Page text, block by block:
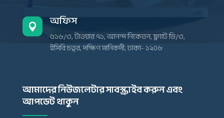
 অফিস
৫১৬/৩, টাওয়ার ৭১, আনন্দ নিকেতন, ফ্ল্যাট ডি/৩,
ইসিবি চত্বর, দক্ষিণ মানিকদী, ঢাকা- ১২০৬
আমাদের নিউজলেটার সাবস্ক্রাইব করুন এবং
আপডেট থাকুন